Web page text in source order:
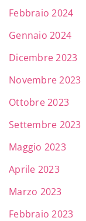
Febbraio 2024
Gennaio 2024
Dicembre 2023
Novembre 2023
Ottobre 2023
Settembre 2023
Maggio 2023
Aprile 2023
Marzo 2023
Febbraio 2023